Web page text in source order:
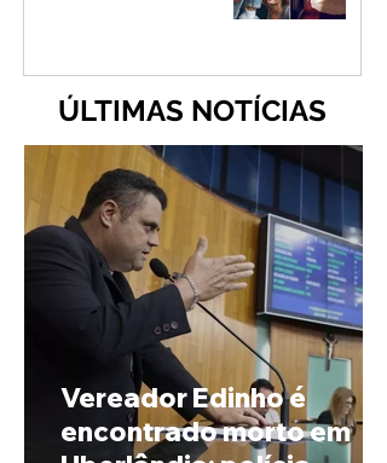
ÚLTIMAS NOTÍCIAS
Vereador Edinho é
encontrado morto em